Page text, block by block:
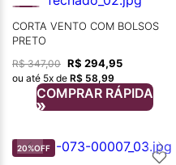
CORTA VENTO COM BOLSOS
PRETO
R$ 347,00 R$ 294,95
ou até 5x de R$ 58,99
COMPRAR RÁPIDA
20%OFF